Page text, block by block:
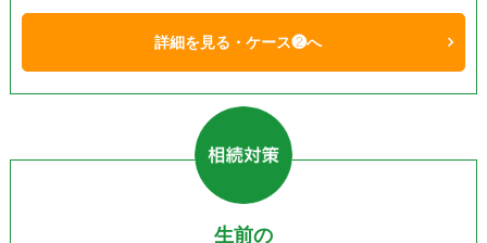
詳細を見る・ケース❷へ
生前の